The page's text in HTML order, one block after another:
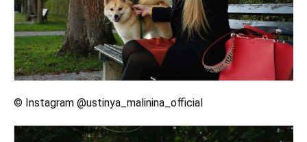
© Instagram @ustinya_malinina_official